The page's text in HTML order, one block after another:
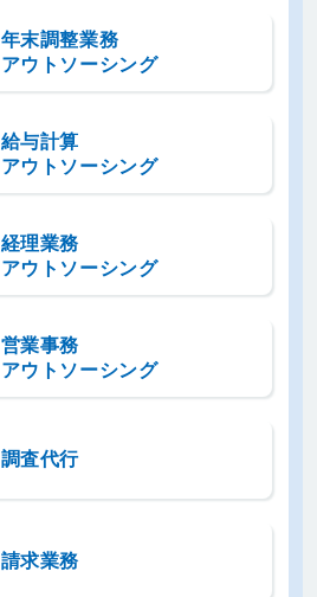
年末調整業務
アウトソーシング
給与計算
アウトソーシング
経理業務
アウトソーシング
営業事務
アウトソーシング
調査代行
請求業務